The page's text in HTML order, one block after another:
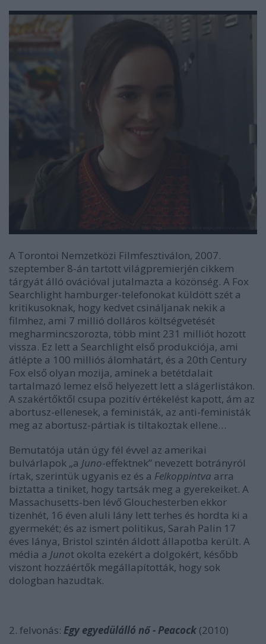
A Torontoi Nemzetközi Filmfesztiválon, 2007.
szeptember 8-án tartott világpremierjén cikkem
tárgyát álló ovációval jutalmazta a közönség. A Fox
Searchlight hamburger-telefonokat küldött szét a
kritikusoknak, hogy kedvet csináljanak nekik a
filmhez, ami 7 millió dolláros költségvetését
megharmincszorozta, több mint 231 milliót hozott
vissza. Ez lett a Searchlight első produkciója, ami
átlépte a 100 milliós álomhatárt, és a 20th Century
Fox első olyan mozija, aminek a betétdalait
tartalmazó lemez első helyezett lett a slágerlistákon.
A szakértőktől csupa pozitív értékelést kapott, ám az
abortusz-ellenesek, a feministák, az anti-feministák
meg az abortusz-pártiak is tiltakoztak ellene…
Bemutatója után úgy fél évvel az amerikai
bulvárlapok „a Juno-effektnek” nevezett botrányról
írtak, szerintük ugyanis ez és a Felkoppintva arra
biztatta a tiniket, hogy tartsák meg a gyerekeiket. A
Massachusetts-ben lévő Glouchesterben ekkor
tizenhét, 16 éven aluli lány lett terhes és hordta ki a
gyermekét; és az ismert politikus, Sarah Palin 17
éves lánya, Bristol szintén áldott állapotba került. A
média a Junot okolta ezekért a dolgokért, később
viszont hozzáértők megállapították, hogy sok
dologban hazudtak.
2. felvonás: Egy egyedülálló nő - Peacock (2010)